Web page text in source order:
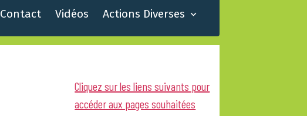
Contact Vidéos Actions Diverses
Cliquez sur les liens suivants pour
accéder aux pages souhaitées